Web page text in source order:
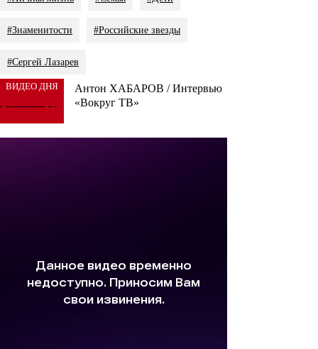
#Знаменитости #Российские звезды
#Сергей Лазарев
ВИДЕО ДНЯ
Антон ХАБАРОВ / Интервью
«Вокруг ТВ»